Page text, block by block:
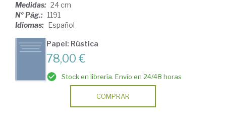
Medidas: 24 cm
Nº Pág.: 1191
Idiomas: Español
Papel: Rústica
78,00 €
Stock en librería. Envío en 24/48 horas
COMPRAR